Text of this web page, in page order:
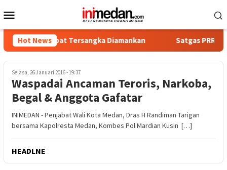
ke
Mobile
Hot News
Empat Tersangka Diamankan Satgas PRR Pacu
Selasa, 26 Januari 2016 - 19:37
Waspadai Ancaman Teroris, Narkoba,
Begal & Anggota Gafatar
INIMEDAN - Penjabat Wali Kota Medan, Dras H Randiman Tarigan
bersama Kapolresta Medan, Kombes Pol Mardian Kusin […]
HEADLNE